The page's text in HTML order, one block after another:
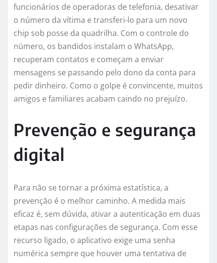
funcionários de operadoras de telefonia, desativar
o número da vítima e transferi-lo para um novo
chip sob posse da quadrilha. Com o controle do
número, os bandidos instalam o WhatsApp,
recuperam contatos e começam a enviar
mensagens se passando pelo dono da conta para
pedir dinheiro. Como o golpe é convincente, muitos
amigos e familiares acabam caindo no prejuízo.
Prevenção e segurança
digital
Para não se tornar a próxima estatística, a
prevenção é o melhor caminho. A medida mais
eficaz é, sem dúvida, ativar a autenticação em duas
etapas nas configurações de segurança. Com esse
recurso ligado, o aplicativo exige uma senha
numérica sempre que houver uma tentativa de